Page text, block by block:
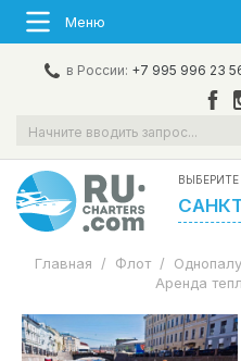
Меню
в России: +7 995 996 23
Главная / Флот /
Аренда